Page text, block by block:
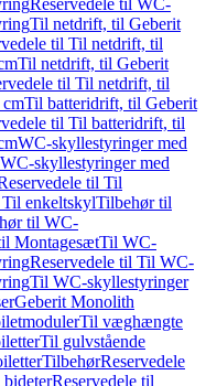
Reservedele til WC-
Til netdrift, til Geberit
til Til netdrift, til
Til netdrift, til Geberit
til Til netdrift, til
cmTil batteridrift, til Geberit
til Til batteridrift, til
WC-skyllestyringer med
skyllestyringer med
til Til
enkeltskylTilbehør til
til WC-
MontagesætTil WC-
Reservedele til Til WC-
Til WC-skyllestyringer
Geberit Monolith
Til væghængte
Til gulvstående
TilbehørReservedele
Reservedele til